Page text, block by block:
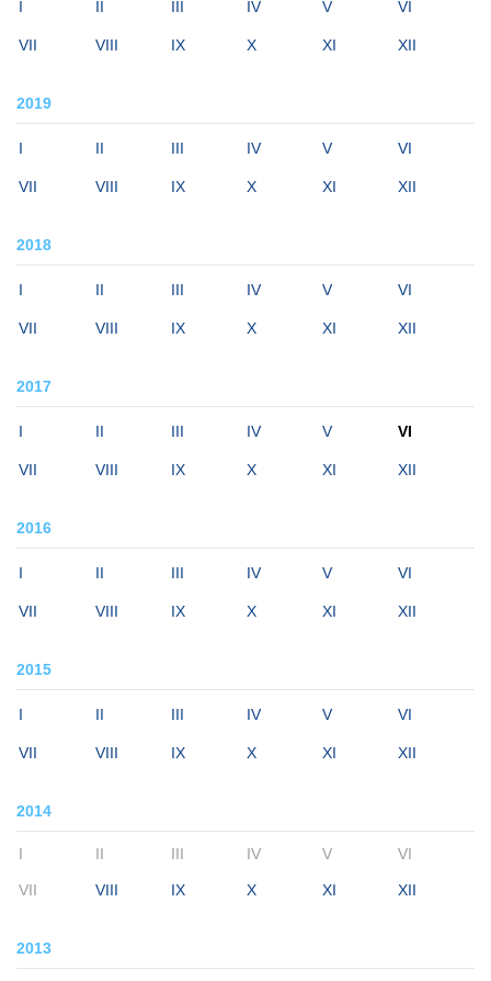
I II III IV V VI
VII VIII IX X XI XII
2019
I II III IV V VI
VII VIII IX X XI XII
2018
I II III IV V VI
VII VIII IX X XI XII
2017
I II III IV V VI
VII VIII IX X XI XII
2016
I II III IV V VI
VII VIII IX X XI XII
2015
I II III IV V VI
VII VIII IX X XI XII
2014
I II III IV V VI
VII VIII IX X XI XII
2013